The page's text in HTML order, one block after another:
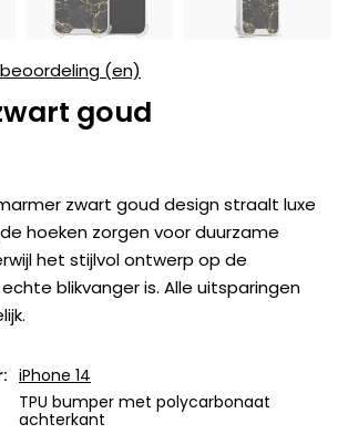
(en)
goud
zwart goud design straalt luxe
hoeken zorgen voor duurzame
het stijlvol ontwerp op de
blikvanger is. Alle uitsparingen
iPhone 14
TPU bumper met polycarbonaat
achterkant